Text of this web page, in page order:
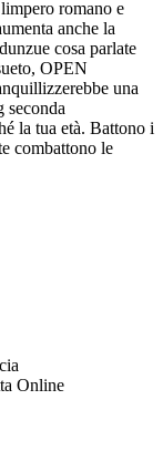
romano e
anche la
cosa parlate
OPEN
una
seconda
la tua età. Battono i
combattono le
Online